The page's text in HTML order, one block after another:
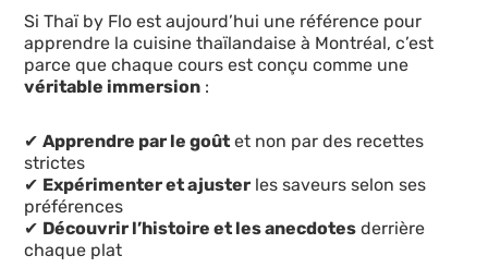
Si Thaï by Flo est aujourd’hui une référence pour
apprendre la cuisine thaïlandaise à Montréal, c’est
parce que chaque cours est conçu comme une
véritable immersion :
✔Apprendre par le goût et non par des recettes
strictes
✔ Expérimenter et ajuster les saveurs selon ses
préférences
✔ Découvrir l’histoire et les anecdotes derrière
chaque plat